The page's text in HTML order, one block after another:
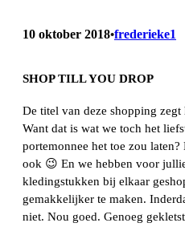
10 oktober 2018•frederieke1
SHOP TILL YOU DROP
De titel van deze shopping
Want dat is wat we toch het
portemonnee het toe zou
ook 😉 En we hebben voor
kledingstukken bij elkaar
gemakkelijker te maken.
niet. Nou goed. Genoeg